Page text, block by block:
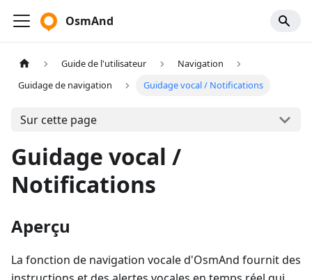
OsmAnd
Guide de l'utilisateur
Navigation
Guidage de navigation
Guidage vocal / Notifications
Sur cette page
Guidage vocal /
Notifications
Aperçu
La fonction de navigation vocale d'OsmAnd fournit des